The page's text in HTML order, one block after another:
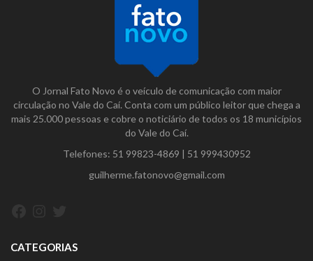
O Jornal Fato Novo é o veículo de comunicação com maior
circulação no Vale do Caí. Conta com um público leitor que chega a
mais 25.000 pessoas e cobre o noticiário de todos os 18 municípios
do Vale do Caí.
Telefones: 51 99823-4869 | 51 999430952
guilherme.fatonovo@gmail.com
CATEGORIAS